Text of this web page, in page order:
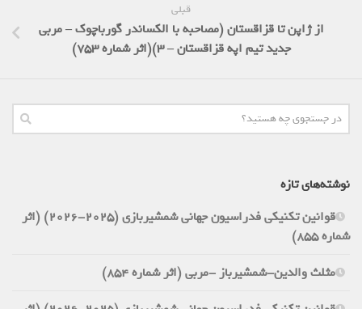
قبلی
از ژاپن تا قزاقستان (مصاحبه با الکساندر گورباچوک – مربی
جدید تیم اپه قزاقستان – 3)(اثر شماره 753)
نوشته‌های تازه
قوانین تکنیکی فدراسیون جهانی شمشیربازی (2025-2026) (اثر
شماره 855)
مثلث والدین-شمشیرباز -مربی (اثر شماره 854)